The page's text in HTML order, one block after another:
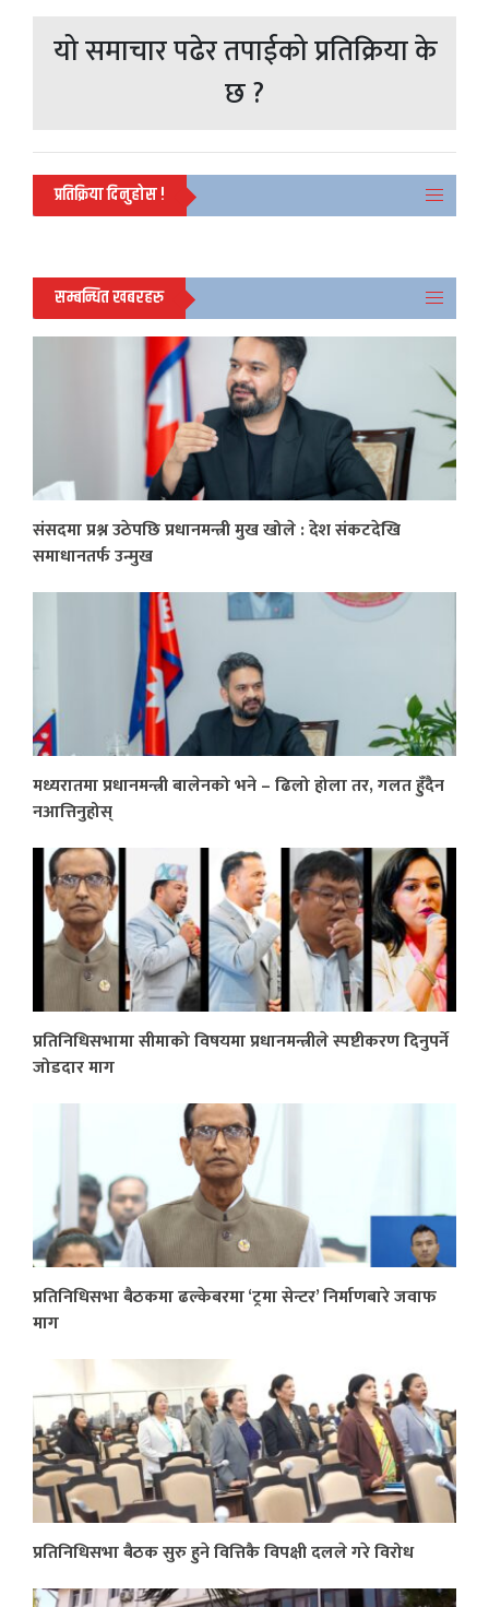
यो समाचार पढेर तपाईको प्रतिक्रिया के
छ ?
प्रतिक्रिया दिनुहोस !
सम्बन्धित खबरहरु
संसदमा प्रश्न उठेपछि प्रधानमन्त्री मुख खोले : देश संकटदेखि
समाधानतर्फ उन्मुख
मध्यरातमा प्रधानमन्त्री बालेनको भने – ढिलो होला तर, गलत हुँदैन
नआत्तिनुहोस्
प्रतिनिधिसभामा सीमाको विषयमा प्रधानमन्त्रीले स्पष्टीकरण दिनुपर्ने
जोडदार माग
प्रतिनिधिसभा बैठकमा ढल्केबरमा ‘ट्रमा सेन्टर’ निर्माणबारे जवाफ
माग
प्रतिनिधिसभा बैठक सुरु हुने वित्तिकै विपक्षी दलले गरे विरोध